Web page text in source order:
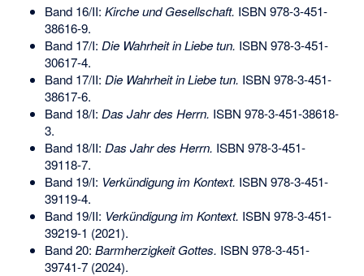
Band 16/II: Kirche und Gesellschaft. ISBN 978-3-451-
38616-9.
Band 17/I: Die Wahrheit in Liebe tun. ISBN 978-3-451-
30617-4.
Band 17/II: Die Wahrheit in Liebe tun. ISBN 978-3-451-
38617-6.
Band 18/I: Das Jahr des Herrn. ISBN 978-3-451-38618-
3.
Band 18/II: Das Jahr des Herrn. ISBN 978-3-451-
39118-7.
Band 19/I: Verkündigung im Kontext. ISBN 978-3-451-
39119-4.
Band 19/II: Verkündigung im Kontext. ISBN 978-3-451-
39219-1 (2021).
Band 20: Barmherzigkeit Gottes. ISBN 978-3-451-
39741-7(2024).